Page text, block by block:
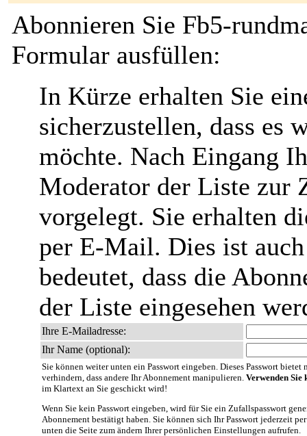
Abonnieren Sie Fb5-
Formular ausfüllen:
In Kürze erhalten Sie
sicherzustellen, dass es
möchte. Nach Eingang
Moderator der Liste zur
vorgelegt. Sie erhalten
per E-Mail. Dies ist
bedeutet, dass die
der Liste eingesehen
Ihre E-Mailadresse:
Ihr Name (optional):
Sie können weiter unten ein Passwort eingeben. Dieses Passwort
verhindern, dass andere Ihr Abonnement manipulieren. Verwenden Sie
im Klartext an Sie geschickt wird!
Wenn Sie kein Passwort eingeben, wird für Sie ein Zufallspasswort
Abonnement bestätigt haben. Sie können sich Ihr Passwort jederzeit
unten die Seite zum ändern Ihrer persönlichen Einstellungen aufrufen.